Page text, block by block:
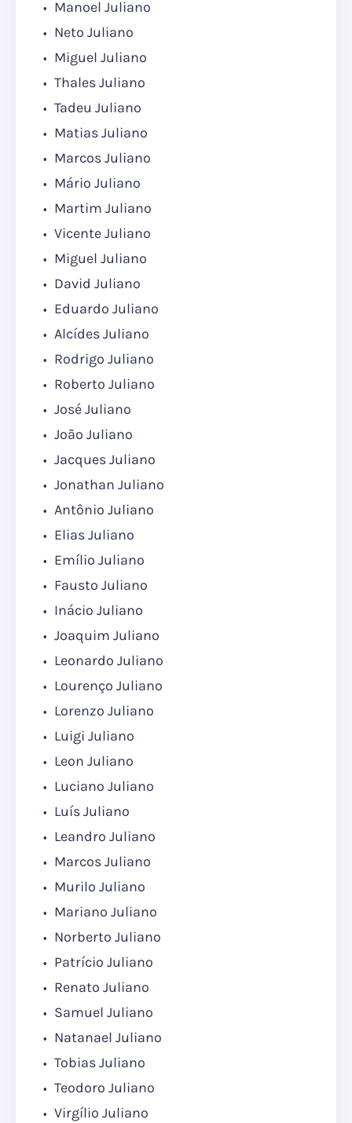
Manoel Juliano
Neto Juliano
Miguel Juliano
Thales Juliano
Tadeu Juliano
Matias Juliano
Marcos Juliano
Mário Juliano
Martim Juliano
Vicente Juliano
Miguel Juliano
David Juliano
Eduardo Juliano
Alcídes Juliano
Rodrigo Juliano
Roberto Juliano
José Juliano
João Juliano
Jacques Juliano
Jonathan Juliano
Antônio Juliano
Elias Juliano
Emílio Juliano
Fausto Juliano
Inácio Juliano
Joaquim Juliano
Leonardo Juliano
Lourenço Juliano
Lorenzo Juliano
Luigi Juliano
Leon Juliano
Luciano Juliano
Luís Juliano
Leandro Juliano
Marcos Juliano
Murilo Juliano
Mariano Juliano
Norberto Juliano
Patrício Juliano
Renato Juliano
Samuel Juliano
Natanael Juliano
Tobias Juliano
Teodoro Juliano
Virgílio Juliano